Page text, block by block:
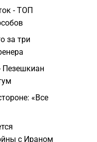
- ТОП
за три
Пезешкиан
«Все
с Ираном